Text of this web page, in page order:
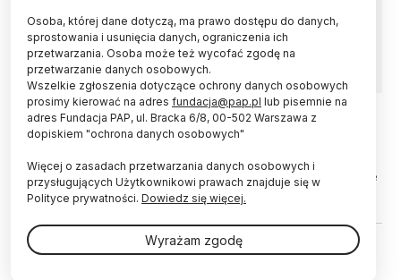
zgłoszeń do XXII edycji ogólnopolskiego
konkursu Popularyzator Nauki.
POPULARYZACJA
Dyrektorka Festiwalu Nauki w
Warszawie: umożliwiamy zadawanie
pytań
POPULARYZACJA
Osoba, której dane dotyczą, ma prawo dostępu do danych,
sprostowania i usunięcia danych, ograniczenia ich
przetwarzania. Osoba może też wycofać zgodę na
przetwarzanie danych osobowych.
Wszelkie zgłoszenia dotyczące ochrony danych osobowych
prosimy kierować na adres fundacja@pap.pl lub pisemnie na
adres Fundacja PAP, ul. Bracka 6/8, 00-502 Warszawa z
dopiskiem "ochrona danych osobowych"
Więcej o zasadach przetwarzania danych osobowych i
przysługujących Użytkownikowi prawach znajduje się w
Polityce prywatności. Dowiedz się więcej.
Wyrażam zgodę